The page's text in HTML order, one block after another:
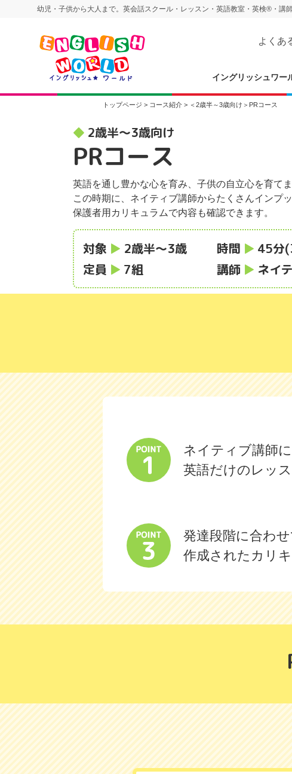
幼児・子供から大人まで。英会話スクール・レッスン・英語教室・英検®・講
イングリッシュワー
よくあ
トップページ > コース紹介 > ＜2歳半～3歳向け＞PRコース
2歳半〜3歳向け
PRコース
英語を通し豊かな心を育み、子供の自立心を育てま
この時期に、ネイティブ講師からたくさんインプ
保護者用カリキュラムで内容も確認できます。
対象 2歳半〜3歳 時間
45分
定員
7組 講師 ネイ
ネイティブ講師
英語だけのレッス
発達段階に合わせ
作成されたカリキ